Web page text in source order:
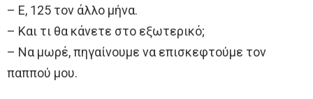
– Ε, 125 τον άλλο μήνα.
– Και τι θα κάνετε στο εξωτερικό;
– Να μωρέ, πηγαίνουμε να επισκεφτούμε τον
παππού μου.